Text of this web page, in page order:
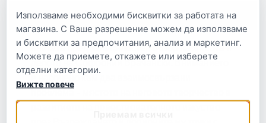
Описание
Книгата предлага цялостен обзор на живота и
делото на Софроний Врачански. Вниманието
е насочено към два взаимосвързани
проблема – мястото на неговото творчество в
Използваме необходими бисквитки за работата на
магазина. С Ваше разрешение можем да използваме
и бисквитки за предпочитания, анализ и маркетинг.
Можете да приемете, откажете или изберете
отделни категории.
Вижте повече